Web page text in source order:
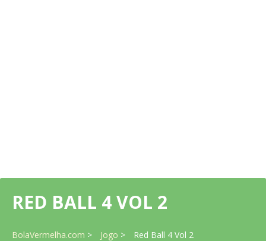
RED BALL 4 VOL 2
BolaVermelha.com Jogo Red Ball 4 Vol 2